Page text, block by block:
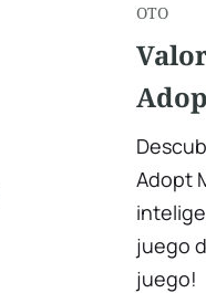
OTO
Adopt
juego
juego!